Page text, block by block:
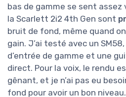
bas de gamme se sent assez
la Scarlett 2i2 4th Gen sont
bruit de fond, même quand
gain. J’ai testé avec un
d’entrée de gamme et une
direct. Pour la voix, le rendu
gênant, et je n’ai pas eu
fond pour avoir un bon